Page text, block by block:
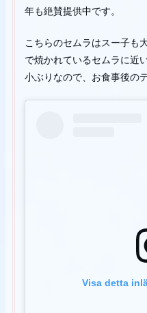
年も絶賛提供中です。
こちらのセムラはスー子も
で焼かれているセムラに近
小ぶりなので、お食事後の
Visa detta